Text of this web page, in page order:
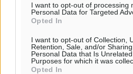
I want to opt-out of processing
Personal Data for Targeted
Opted In
I want to opt-out of Collection,
Retention, Sale, and/or
Personal Data that Is
Purposes for which it was
Opted In
Αύριο στις 20.30 στο Θέατρο
Το Μαγικό Στέμμα “
Πολιτιστικά• πριν 4 ώρες